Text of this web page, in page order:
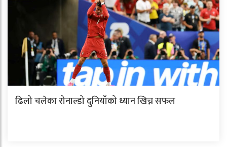
ढिलो चलेका रोनाल्डो दुनियाँको ध्यान खिच्न सफल